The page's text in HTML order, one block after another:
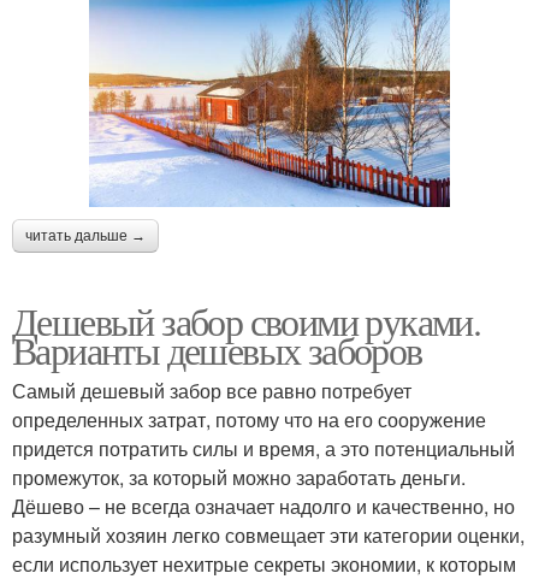
читать дальше →
Дешевый забор своими руками.
Варианты дешевых заборов
Самый дешевый забор все равно потребует
определенных затрат, потому что на его сооружение
придется потратить силы и время, а это потенциальный
промежуток, за который можно заработать деньги.
Дёшево – не всегда означает надолго и качественно, но
разумный хозяин легко совмещает эти категории оценки,
если использует нехитрые секреты экономии, к которым